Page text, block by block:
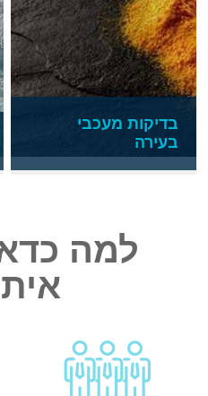
בדיקות מעכבי
בעירה
למה